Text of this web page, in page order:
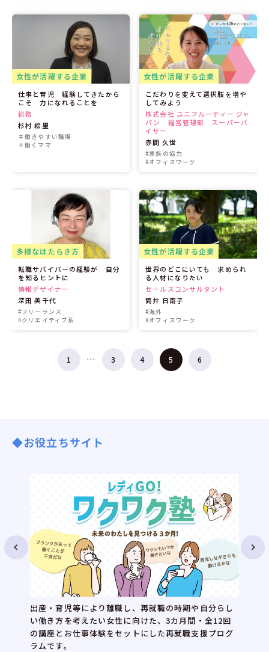
女性が活躍する企業
仕事と育児 経験してきたから
こそ 力になれることを
総務
杉村 絵里
＃働きやすい職場
＃働くママ
女性が活躍する企業
こだわりを変えて選択肢を増や
してみよう
株式会社 ユニフルーティー ジャ
パン 経営管理部 スーパーバ
イザー
赤間 久世
#家族の協力
#オフィスワーク
多様なはたらき方
転職サバイバーの経験が 自分
を知るヒントに
情報デザイナー
深田 美千代
#フリーランス
#クリエイティブ系
女性が活躍する企業
世界のどこにいても 求められ
る人材になりたい
セールスコンサルタント
筒井 日南子
#海外
#オフィスワーク
1 … 3 4 5 6
◆お役立ちサイト
出産・育児等により離職し、再就職の時期や自分らし
い働き方を考えたい女性に向けた、3カ月間・全12回
の講座とお仕事体験をセットにした再就職支援プログ
ラムです。